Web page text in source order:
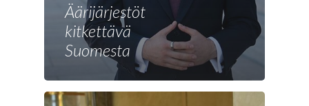
Äärijärjestöt
kitkettävä
Suomesta
Joonas
Vaalit
Blogi
Osallistu